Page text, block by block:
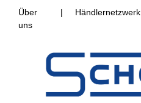
Über
uns
| Händlernetzwerk